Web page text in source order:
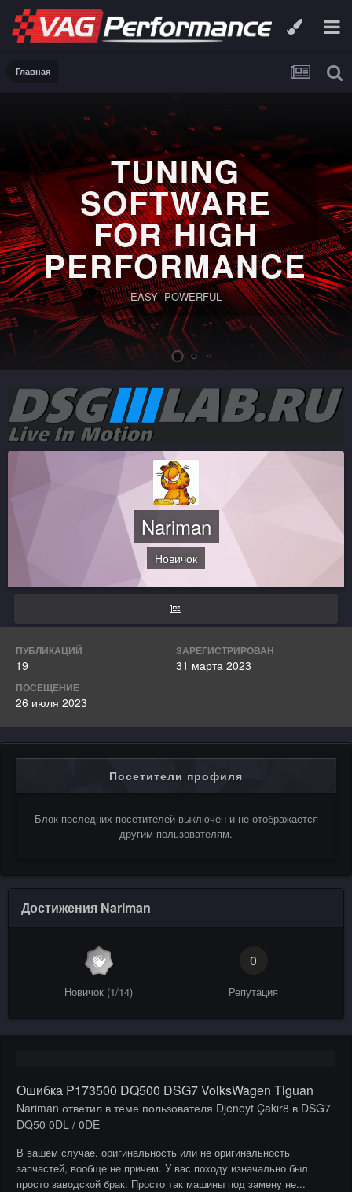
Главная
TUNING
SOFTWARE
FOR HIGH
PERFORMANCE
EASY POWERFUL
Nariman
Новичок
ПУБЛИКАЦИЙ
19
ЗАРЕГИСТРИРОВАН
31 марта 2023
ПОСЕЩЕНИЕ
26 июля 2023
Посетители профиля
Блок последних посетителей выключен и не отображается
другим пользователям.
Достижения Nariman
Новичок (1/14)
0
Репутация
Ошибка P173500 DQ500 DSG7 VolksWagen Tiguan
Nariman ответил в теме пользователя Djeneyt Çakır8 в DSG7
DQ50 0DL / 0DE
В вашем случае. оригинальность или не оригинальность
запчастей, вообще не причем. У вас походу изначально был
просто заводской брак. Просто так машины под замену не...